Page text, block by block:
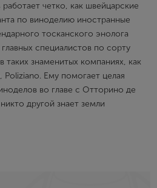
четко, как швейцарские
по виноделию иностранные
тосканского энолога
специалистов по сорту
таких знаменитых компаниях, как
Ему помогает целая
во главе с Отторино де
другой знает земли